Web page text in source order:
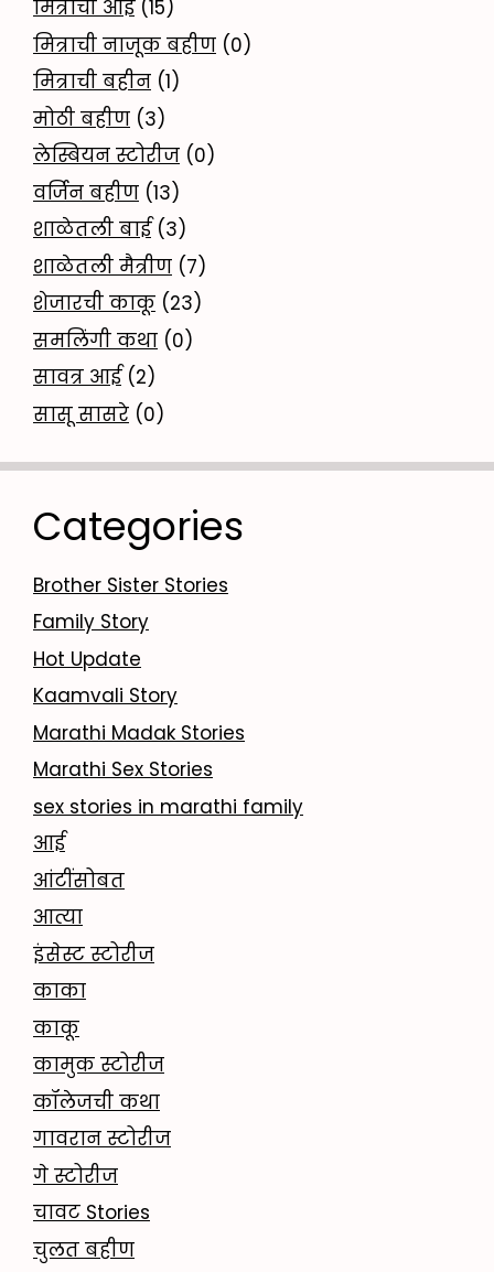
मित्राची आई(15)
मित्राची नाजूक बहीण (0)
मित्राची बहीन (1)
मोठी बहीण (3)
लेस्बियन स्टोरीज (0)
वर्जिन बहीण (13)
शाळेतली बाई(3)
शाळेतली मैत्रीण (7)
शेजारची काकू (23)
समलिंगी कथा (0)
सावत्र आई(2)
सासू सासरे (0)
Categories
Brother Sister Stories
Family Story
Hot Update
Kaamvali Story
Marathi Madak Stories
Marathi Sex Stories
sex stories in marathi family
आई
आंटींसोबत
आत्या
इंसेस्ट स्टोरीज
काका
काकू
कामुक स्टोरीज
कॉलेजची कथा
गावरान स्टोरीज
गे स्टोरीज
चावट Stories
चुलत बहीण